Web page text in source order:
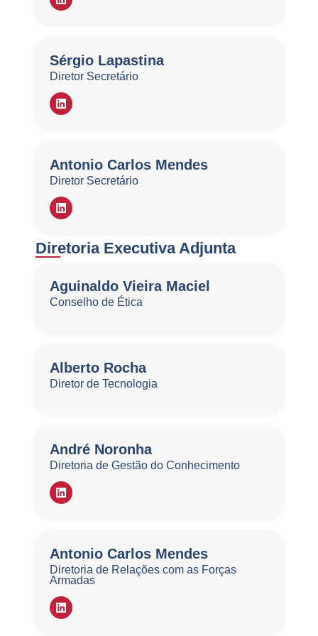
Cultural na Universidade da Carolina do Sul,
Sérgio Lapastina
Diretor Secretário
Antonio Carlos Mendes
Diretor Secretário
Diretoria Executiva Adjunta
Aguinaldo Vieira Maciel
Conselho de Ética
Alberto Rocha
Diretor de Tecnologia
André Noronha
Diretoria de Gestão do Conhecimento
Antonio Carlos Mendes
Diretoria de Relações com as Forças
Armadas